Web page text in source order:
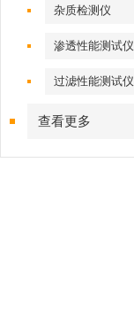
杂质检测仪
渗透性能测试仪
过滤性能测试仪
查看更多